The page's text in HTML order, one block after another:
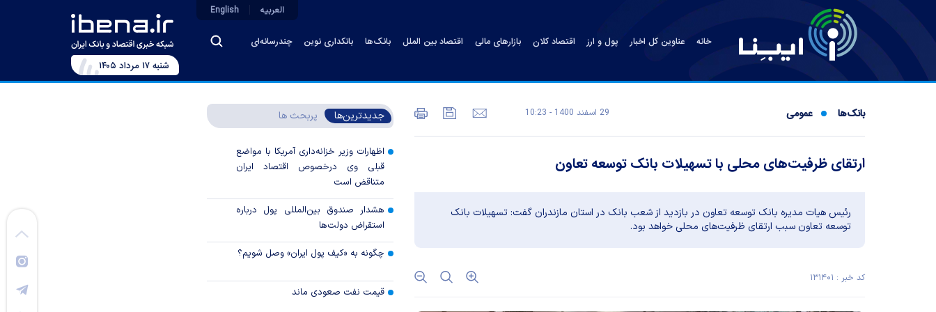
خانه عناوین کل اخبار پول و ارز اقتصاد کلان بازارهای مالی اقتصاد بین الملل بانک‌ها بانکداری نوین چندرسانه‌ای
العربیه English
شنبه ۱۷ مرداد ۱۴۰۵
بانک‌ها عمومی 29 اسفند 1400 - 10:23
ارتقای ظرفیت‌های محلی با تسهیلات بانک توسعه تعاون
رئیس هیات مدیره بانک توسعه تعاون در بازدید از شعب بانک در استان مازندران گفت: تسهیلات بانک
توسعه تعاون سبب ارتقای ظرفیت‌های محلی خواهد بود.
کد خبر : ۱۳۱۴۰۱
جدیدترین‌ها پربحث ها
اظهارات وزیر خزانه‌داری آمریکا با مواضع
قبلی وی درخصوص اقتصاد ایران
متناقض است
هشدار صندوق بین‌المللی پول درباره
استقراض دولت‌ها
چگونه به «کیف پول ایران» وصل شویم؟
قیمت نفت صعودی ماند